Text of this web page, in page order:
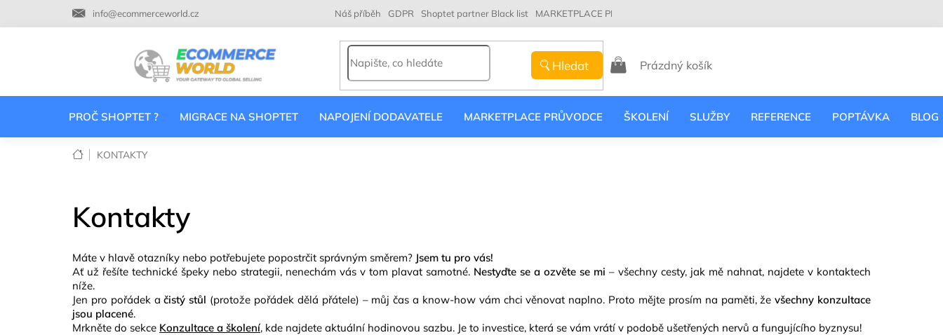
info@ecommerceworld.cz Náš příběh GDPR Shoptet partner Black list MARKETPLACE PRŮVODCE
Hledat
NÁKUPNÍ
Prázdný košík
PROČ SHOPTET ? MIGRACE NA SHOPTET NAPOJENÍ DODAVATELE MARKETPLACE PRŮVODCE ŠKOLENÍ SLUŽBY REFERENCE POPTÁVKA BLOG
DomůKONTAKTY
Kontakty
Máte v hlavě otazníky nebo potřebujete popostrčit správným směrem? Jsem tu pro vás!
Ať už řešíte technické špeky nebo strategii, nenechám vás v tom plavat samotné. Nestyďte se a ozvěte se mi – všechny cesty, jak mě nahnat, najdete v kontaktech
níže.
Jen pro pořádek a čistý stůl (protože pořádek dělá přátele) – můj čas a know-how vám chci věnovat naplno. Proto mějte prosím na paměti, že všechny konzultace
jsou placené.
Mrkněte do sekce Konzultace a školení, kde najdete aktuální hodinovou sazbu. Je to investice, která se vám vrátí v podobě ušetřených nervů a fungujícího byznysu!